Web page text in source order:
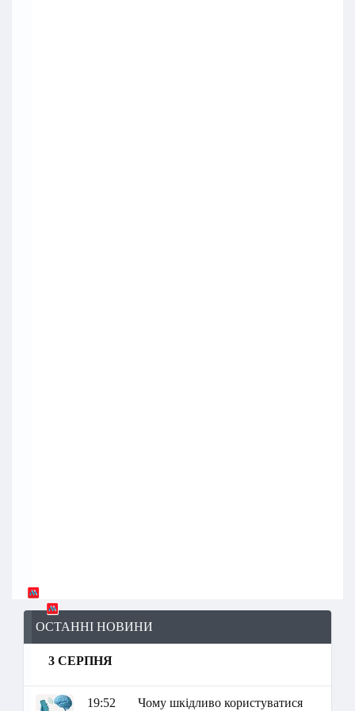
ОСТАННІ НОВИНИ
3 СЕРПНЯ
19:52
Чому шкідливо користуватися